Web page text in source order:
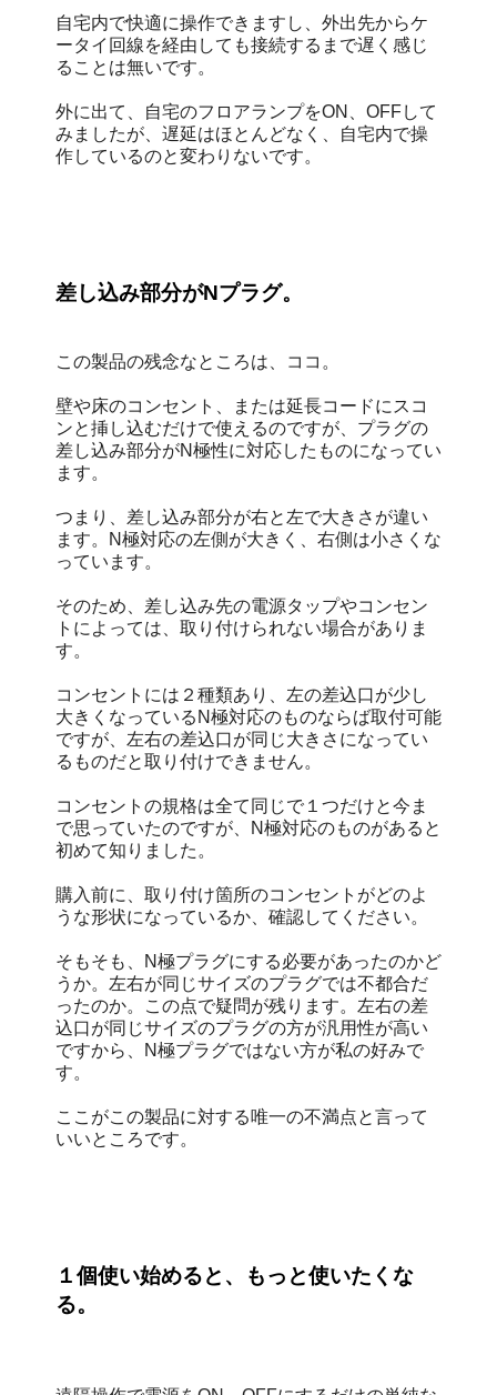
自宅内で快適に操作できますし、外出先からケ
ータイ回線を経由しても接続するまで遅く感じ
ることは無いです。
外に出て、自宅のフロアランプをON、OFFして
みましたが、遅延はほとんどなく、自宅内で操
作しているのと変わりないです。
差し込み部分がNプラグ。
この製品の残念なところは、ココ。
壁や床のコンセント、または延長コードにスコ
ンと挿し込むだけで使えるのですが、プラグの
差し込み部分がN極性に対応したものになってい
ます。
つまり、差し込み部分が右と左で大きさが違い
ます。N極対応の左側が大きく、右側は小さくな
っています。
そのため、差し込み先の電源タップやコンセン
トによっては、取り付けられない場合がありま
す。
コンセントには２種類あり、左の差込口が少し
大きくなっているN極対応のものならば取付可能
ですが、左右の差込口が同じ大きさになってい
るものだと取り付けできません。
コンセントの規格は全て同じで１つだけと今ま
で思っていたのですが、N極対応のものがあると
初めて知りました。
購入前に、取り付け箇所のコンセントがどのよ
うな形状になっているか、確認してください。
そもそも、N極プラグにする必要があったのかど
うか。左右が同じサイズのプラグでは不都合だ
ったのか。この点で疑問が残ります。左右の差
込口が同じサイズのプラグの方が汎用性が高い
ですから、N極プラグではない方が私の好みで
す。
ここがこの製品に対する唯一の不満点と言って
いいところです。
１個使い始めると、もっと使いたくな
る。